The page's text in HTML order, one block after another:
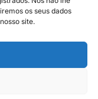
os seus dados
site.
reservados